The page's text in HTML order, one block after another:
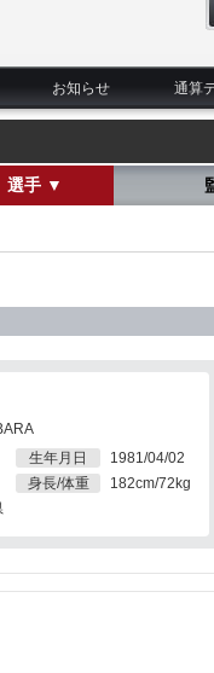
お知らせ 通算
選手 ▼
生年月日
1981/04/02
身長/体重
182cm/72kg